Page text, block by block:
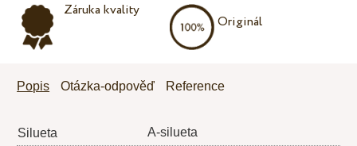
Záruka kvality
Originál
Popis Otázka-odpověď Reference
Silueta
A-silueta